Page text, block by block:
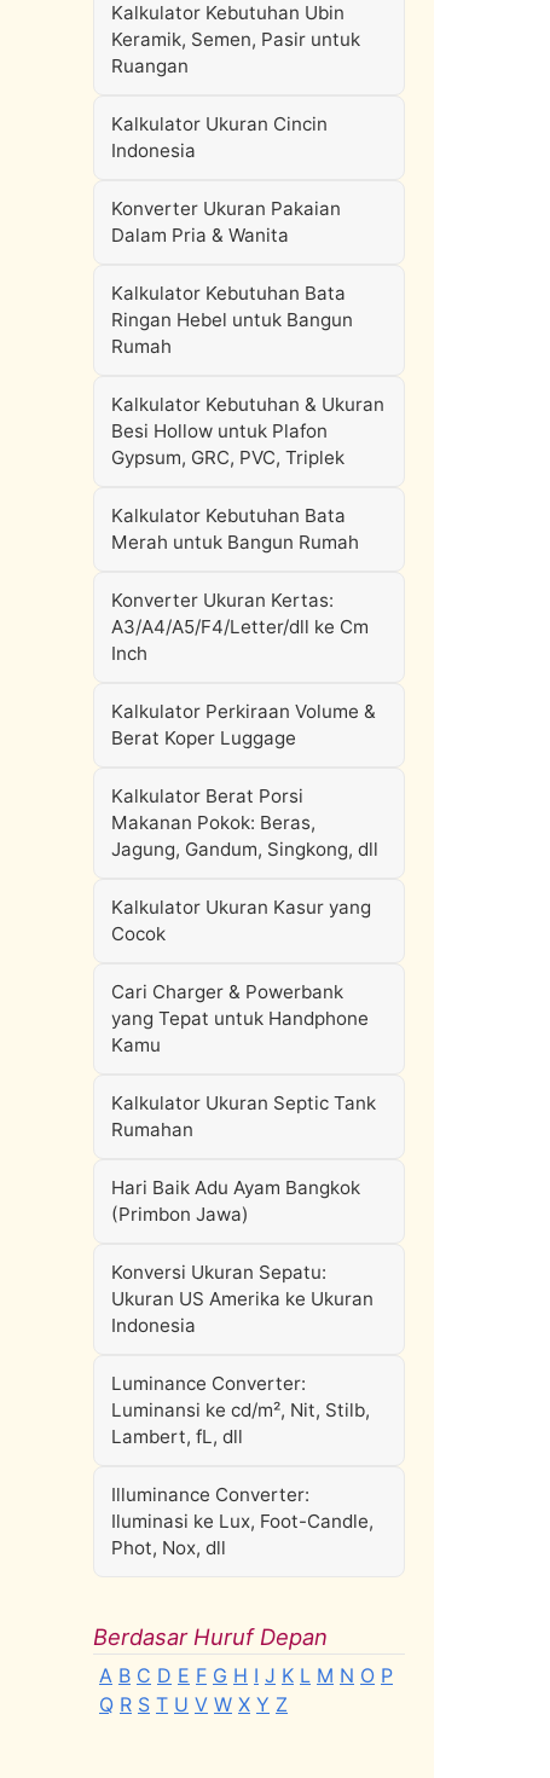
Kalkulator Kebutuhan Ubin
Keramik, Semen, Pasir untuk
Ruangan
Kalkulator Ukuran Cincin
Indonesia
Konverter Ukuran Pakaian
Dalam Pria & Wanita
Kalkulator Kebutuhan Bata
Ringan Hebel untuk Bangun
Rumah
Kalkulator Kebutuhan & Ukuran
Besi Hollow untuk Plafon
Gypsum, GRC, PVC, Triplek
Kalkulator Kebutuhan Bata
Merah untuk Bangun Rumah
Konverter Ukuran Kertas:
A3/A4/A5/F4/Letter/dll ke Cm
Inch
Kalkulator Perkiraan Volume &
Berat Koper Luggage
Kalkulator Berat Porsi
Makanan Pokok: Beras,
Jagung, Gandum, Singkong, dll
Kalkulator Ukuran Kasur yang
Cocok
Cari Charger & Powerbank
yang Tepat untuk Handphone
Kamu
Kalkulator Ukuran Septic Tank
Rumahan
Hari Baik Adu Ayam Bangkok
(Primbon Jawa)
Konversi Ukuran Sepatu:
Ukuran US Amerika ke Ukuran
Indonesia
Luminance Converter:
Luminansi ke cd/m², Nit, Stilb,
Lambert, fL, dll
Illuminance Converter:
Iluminasi ke Lux, Foot-Candle,
Phot, Nox, dll
Berdasar Huruf Depan
A B C D E F G H I J K L M N O P
Q R S T U V W X Y Z